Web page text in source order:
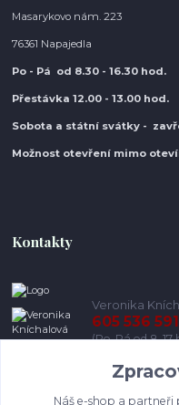
Masarykovo nám. 223
76361 Napajedla
Po - Pá od 8.30 - 16.30 hod.
Přestávka 12.00 - 13.00 hod.
Sobota a státní svátky -
Možnost otevření mimo
Kontakty
Veronika
605 536 591
(Po-Pá od 8-17
Náš e-shop a partneři